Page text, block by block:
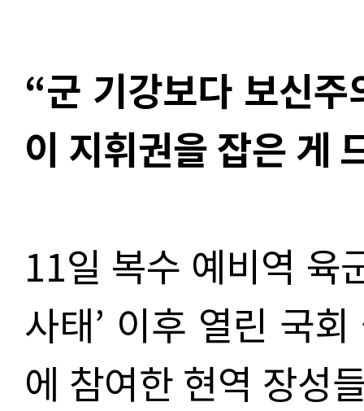
“군 기강보다 보신
이 지휘권을 잡은 게
11일 복수 예비역 육
사태’ 이후 열린 국
에 참여한 현역 장성